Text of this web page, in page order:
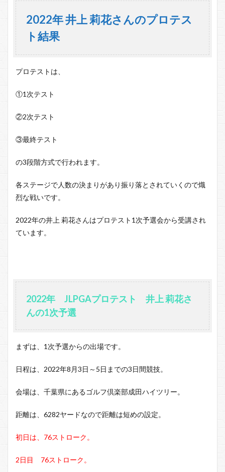
2022年 井上 莉花さんのプロテス
ト結果
プロテストは、
①1次テスト
②2次テスト
③最終テスト
の3段階方式で行われます。
各ステージで人数の決まりがあり振り落とされていくので熾
烈な戦いです。
2022年の井上 莉花さんはプロテスト1次予選会から受講され
ています。
2022年 JLPGAプロテスト 井上 莉花さ
んの1次予選
まずは、1次予選からの出場です。
日程は、2022年8月3日～5日までの3日間競技。
会場は、千葉県にあるゴルフ倶楽部成田ハイツリー。
距離は、6282ヤードなので距離は短めの設定。
初日は、76ストローク。
2日目 76ストローク。